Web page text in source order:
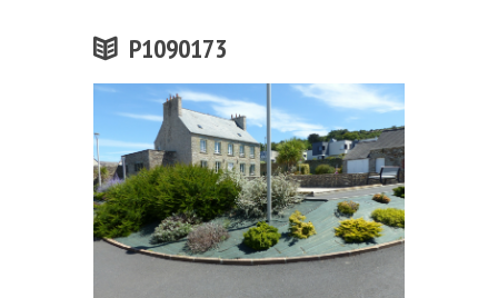
P1090173